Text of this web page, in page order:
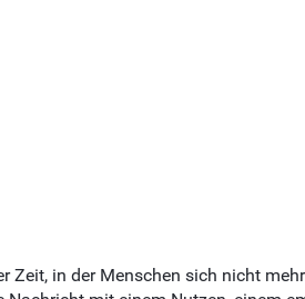
Zeit, in der Menschen sich nicht